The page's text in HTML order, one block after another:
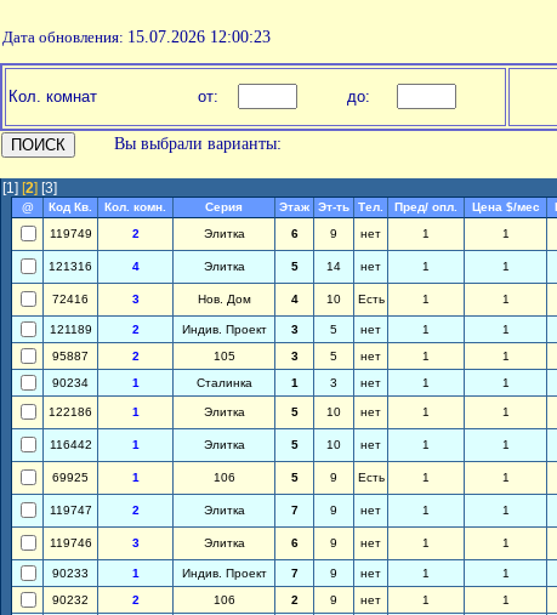
Дата обновления: 15.07.2026 12:00:23
Кол. комнат от: до:
Вы выбрали варианты:
[1] [2] [3]
@ Код Кв. Кол. комн. Серия Этаж Эт-ть Тел. Пред/ опл. Цена $/мес
119749
2 Элитка 6 9 нет 1 1
121316 4 Элитка 5 14 нет 1 1
72416 3 Нов. Дом 4 10 Есть 1 1
121189 2 Индив. Проект 3 5 нет 1 1
95887
2 105 3 5 нет 1 1
90234
1 Сталинка 1 3 нет 1 1
122186 1 Элитка 5 10 нет 1 1
116442 1 Элитка 5 10 нет 1 1
69925 1 106 5 9 Есть 1 1
119747 2 Элитка 7 9 нет 1 1
119746 3 Элитка 6 9 нет 1 1
90233 1 Индив. Проект 7 9 нет 1 1
90232
2 106 2 9 нет 1 1